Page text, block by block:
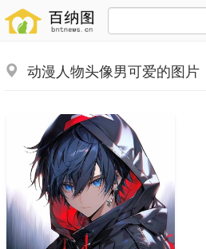
动漫人物头像男可爱的图片